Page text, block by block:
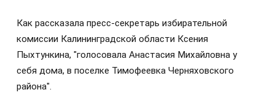
Как рассказала пресс-секретарь избирательной
комиссии Калининградской области Ксения
Пыхтункина, "голосовала Анастасия Михайловна у
себя дома, в поселке Тимофеевка Черняховского
района".